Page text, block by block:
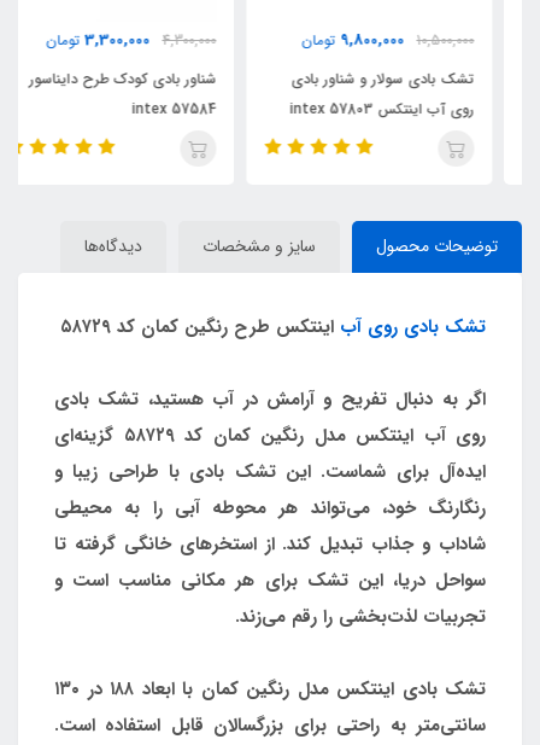
10,500,000
9,800,000 تومان
تشک بادی سولار و شناور بادی
روی آب اینتکس intex 57803
4,300,000
3,300,000 تومان
شناور بادی کودک طرح دایناسور
intex 57584
توضیحات محصول سایز و مشخصات دیدگاه‌ها
تشک بادی روی آب اینتکس طرح رنگین کمان کد ۵۸۷۲۹
اگر به دنبال تفریح و آرامش در آب هستید، تشک بادی
روی آب اینتکس مدل رنگین کمان کد ۵۸۷۲۹ گزینه‌ای
ایده‌آل برای شماست. این تشک بادی با طراحی زیبا و
رنگارنگ خود، می‌تواند هر محوطه آبی را به محیطی
شاداب و جذاب تبدیل کند. از استخرهای خانگی گرفته تا
سواحل دریا، این تشک برای هر مکانی مناسب است و
تجربیات لذت‌بخشی را رقم می‌زند.
تشک بادی اینتکس مدل رنگین کمان با ابعاد ۱۸۸ در ۱۳۰
سانتی‌متر به راحتی برای بزرگسالان قابل استفاده است.